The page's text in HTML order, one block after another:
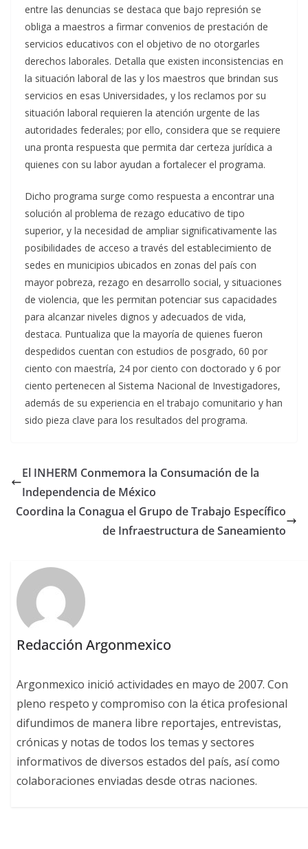
entre las denuncias se destaca que bajo represión se
obliga a maestros a firmar convenios de prestación de
servicios educativos con el objetivo de no otorgarles
derechos laborales. Detalla que existen inconsistencias en
la situación laboral de las y los maestros que brindan sus
servicios en esas Universidades, y los reclamos por su
situación laboral requieren la atención urgente de las
autoridades federales; por ello, considera que se requiere
una pronta respuesta que permita dar certeza jurídica a
quienes con su labor ayudan a fortalecer el programa.
Dicho programa surge como respuesta a encontrar una
solución al problema de rezago educativo de tipo
superior, y la necesidad de ampliar significativamente las
posibilidades de acceso a través del establecimiento de
sedes en municipios ubicados en zonas del país con
mayor pobreza, rezago en desarrollo social, y situaciones
de violencia, que les permitan potenciar sus capacidades
para alcanzar niveles dignos y adecuados de vida,
destaca. Puntualiza que la mayoría de quienes fueron
despedidos cuentan con estudios de posgrado, 60 por
ciento con maestría, 24 por ciento con doctorado y 6 por
ciento pertenecen al Sistema Nacional de Investigadores,
además de su experiencia en el trabajo comunitario y han
sido pieza clave para los resultados del programa.
El INHERM Conmemora la Consumación de la
Independencia de México
Coordina la Conagua el Grupo de Trabajo Específico
de Infraestructura de Saneamiento
Redacción Argonmexico
Argonmexico inició actividades en mayo de 2007. Con
pleno respeto y compromiso con la ética profesional
difundimos de manera libre reportajes, entrevistas,
crónicas y notas de todos los temas y sectores
informativos de diversos estados del país, así como
colaboraciones enviadas desde otras naciones.